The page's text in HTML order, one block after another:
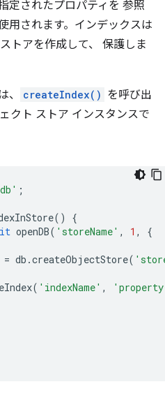
定されたプロパティを 参照
用されます。インデックスは
トアを作成して、 保護しま
、 createIndex() を呼び出
クト ストア インスタンスで
;
()
{
openDB( 'storeName' , 1 ,
{
= db .createObjectStore(
( 'indexName' ,